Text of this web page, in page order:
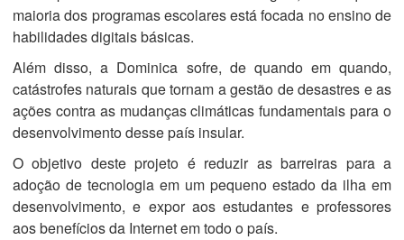
maioria dos programas escolares está focada no ensino de
habilidades digitais básicas.
Além disso, a Dominica sofre, de quando em quando,
catástrofes naturais que tornam a gestão de desastres e as
ações contra as mudanças climáticas fundamentais para o
desenvolvimento desse país insular.
O objetivo deste projeto é reduzir as barreiras para a
adoção de tecnologia em um pequeno estado da ilha em
desenvolvimento, e expor aos estudantes e professores
aos benefícios da Internet em todo o país.